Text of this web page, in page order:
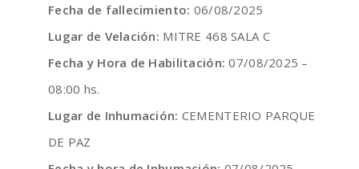
Fecha de fallecimiento: 06/08/2025
Lugar de Velación: MITRE 468 SALA C
Fecha y Hora de Habilitación: 07/08/2025 –
08:00 hs.
Lugar de Inhumación: CEMENTERIO PARQUE
DE PAZ